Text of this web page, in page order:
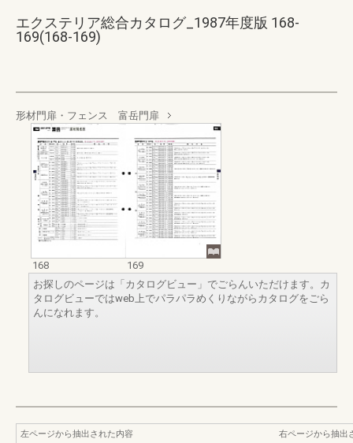
エクステリア総合カタログ_1987年度版 168-
169(168-169)
形材門扉・フェンス 富岳門扉
168
169
お探しのページは「カタログビュー」でごらんいただけます。カ
タログビューではweb上でパラパラめくりながらカタログをごら
んになれます。
左ページから抽出された内容
右ページから抽出